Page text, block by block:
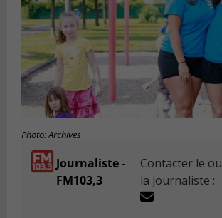
Photo: Archives
Journaliste -
FM103,3
Contacter le ou
la journaliste :